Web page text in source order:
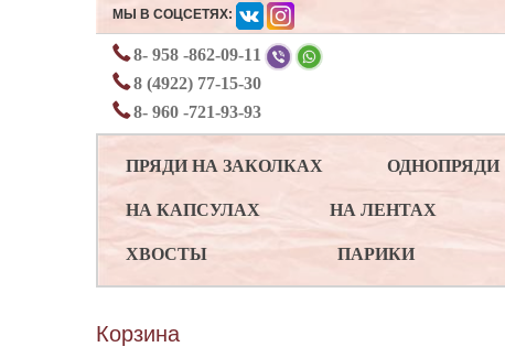
МЫ В СОЦСЕТЯХ:
8- 958 -862-09-11
8 (4922) 77-15-30
8- 960 -721-93-93
ПРЯДИ НА ЗАКОЛКАХ ОДНОПРЯДИ
НА КАПСУЛАХ НА ЛЕНТАХ
ХВОСТЫ ПАРИКИ
Корзина